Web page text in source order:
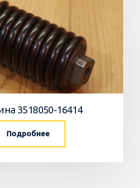
3518050-16414
Подробнее